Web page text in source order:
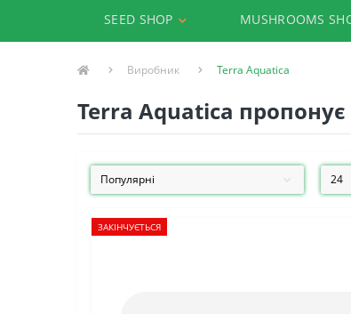
SEED SHOP MUSHROOMS
Виробник Terra Aquatica
Terra Aquatica
ЗАКІНЧУЄТЬСЯ